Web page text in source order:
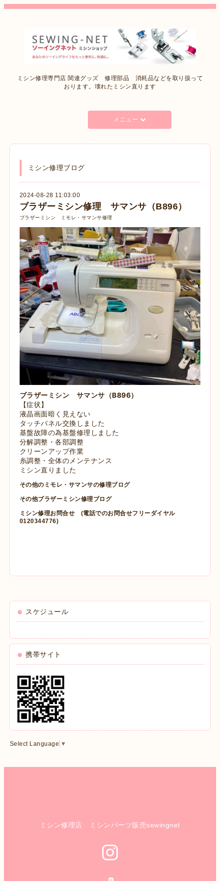
ミシン修理専門店 関連グッズ 修理部品 消耗品などを取り扱って
おります。壊れたミシン直ります
メニュー
ミシン修理ブログ
2024-08-28 11:03:00
ブラザーミシン修理 サマンサ（B896）
ブラザーミシン ミモレ・サマンサ修理
ブラザーミシン サマンサ（B896）
【症状】
液晶画面暗く見えない
タッチパネル交換しました
基盤故障の為基盤修理しました
分解調整・各部調整
クリーンアップ作業
糸調整・全体のメンテナンス
ミシン直りました
その他のミモレ・サマンサの修理ブログ
その他ブラザーミシン修理ブログ
ミシン修理お問合せ
(電話でのお問合せフリーダイヤル
0120344776)
スケジュール
携帯サイト
Select Language ▼
ミシン修理店 ミシンパーツ販売sewingnet